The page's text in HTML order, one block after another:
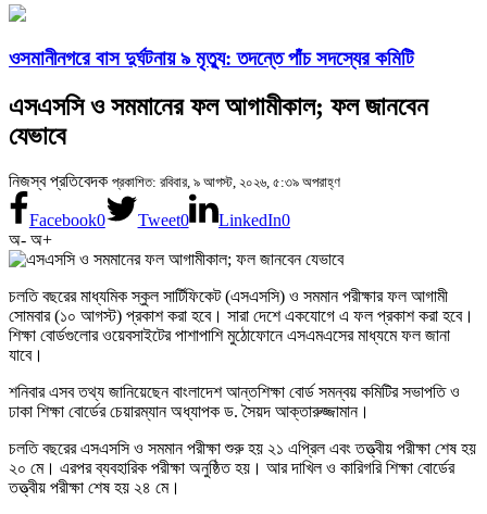
ওসমানীনগরে বাস দুর্ঘটনায় ৯ মৃত্যু: তদন্তে পাঁচ সদস্যের কমিটি
এসএসসি ও সমমানের ফল আগামীকাল; ফল জানবেন
যেভাবে
নিজস্ব প্রতিবেদক প্রকাশিত: রবিবার, ৯ আগস্ট, ২০২৬, ৫:৩৯ অপরাহ্ণ
Facebook0 Tweet0 LinkedIn0
অ- অ+
চলতি বছরের মাধ্যমিক স্কুল সার্টিফিকেট (এসএসসি) ও সমমান পরীক্ষার ফল আগামী
সোমবার (১০ আগস্ট) প্রকাশ করা হবে। সারা দেশে একযোগে এ ফল প্রকাশ করা হবে।
শিক্ষা বোর্ডগুলোর ওয়েবসাইটের পাশাপাশি মুঠোফোনে এসএমএসের মাধ্যমে ফল জানা
যাবে।
শনিবার এসব তথ্য জানিয়েছেন বাংলাদেশ আন্তশিক্ষা বোর্ড সমন্বয় কমিটির সভাপতি ও
ঢাকা শিক্ষা বোর্ডের চেয়ারম্যান অধ্যাপক ড. সৈয়দ আক্তারুজ্জামান।
চলতি বছরের এসএসসি ও সমমান পরীক্ষা শুরু হয় ২১ এপ্রিল এবং তত্ত্বীয় পরীক্ষা শেষ হয়
২০ মে। এরপর ব্যবহারিক পরীক্ষা অনুষ্ঠিত হয়। আর দাখিল ও কারিগরি শিক্ষা বোর্ডের
তত্ত্বীয় পরীক্ষা শেষ হয় ২৪ মে।